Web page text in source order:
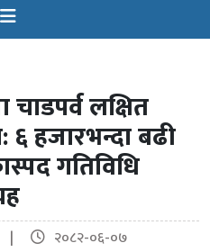
लक्षित
६ हजारभन्दा बढी
गतिविधि
| २०८२-०६-०७